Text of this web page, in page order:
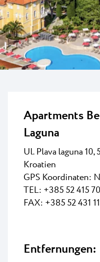
Strände
Plava Laguna Sport
Aktivurlaub
Marinas
Alles Erkunden
Neu
Kontakt
Apartments
Laguna
Ul. Plava laguna
Kroatien
GPS Koordinaten:
TEL: +385 52 415
FAX: +385 52 431
Entfernungen: